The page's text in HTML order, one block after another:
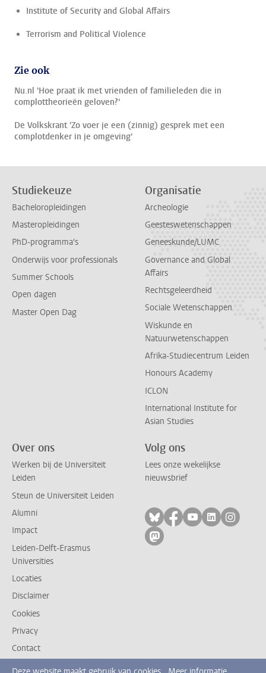
Institute of Security and Global Affairs
Terrorism and Political Violence
Zie ook
Nu.nl 'Hoe praat ik met vrienden of familieleden die in
complottheorieën geloven?'
De Volkskrant 'Zo voer je een (zinnig) gesprek met een
complotdenker in je omgeving'
Studiekeuze
Bacheloropleidingen
Masteropleidingen
PhD-programma's
Onderwijs voor professionals
Summer Schools
Open dagen
Master Open Dag
Organisatie
Archeologie
Geesteswetenschappen
Geneeskunde/LUMC
Governance and Global
Affairs
Rechtsgeleerdheid
Sociale Wetenschappen
Wiskunde en
Natuurwetenschappen
Afrika-Studiecentrum Leiden
Honours Academy
ICLON
International Institute for
Asian Studies
Over ons
Werken bij de Universiteit
Leiden
Steun de Universiteit Leiden
Alumni
Impact
Leiden-Delft-Erasmus
Universities
Locaties
Disclaimer
Cookies
Privacy
Contact
Volg ons
Lees onze wekelijkse
nieuwsbrief
Volg ons op bluesky
Volg ons op
Volg ons op
Volg ons
Volg
Volg ons op mastodon